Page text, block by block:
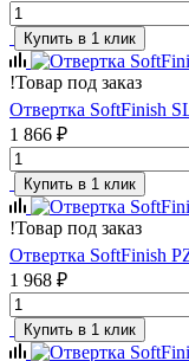
Купить в 1 клик
!Товар под заказ
Отвертка SoftFinish
1 866 ₽
Купить в 1 клик
!Товар под заказ
Отвертка SoftFinish
1 968 ₽
Купить в 1 клик